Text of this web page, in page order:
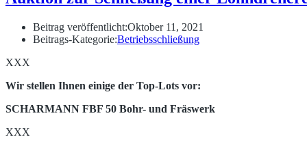
Beitrag veröffentlicht:Oktober 11, 2021
Beitrags-Kategorie:Betriebsschließung
XXX
Wir stellen Ihnen einige der Top-Lots vor:
SCHARMANN FBF 50 Bohr- und Fräswerk
XXX